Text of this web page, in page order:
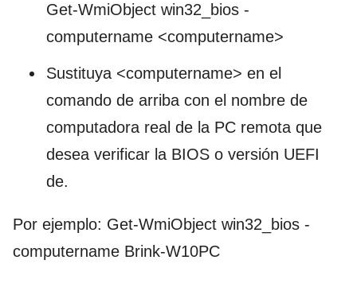
Get-WmiObject win32_bios -
computername <computername>
Sustituya <computername> en el
comando de arriba con el nombre de
computadora real de la PC remota que
desea verificar la BIOS o versión UEFI
de.
Por ejemplo: Get-WmiObject win32_bios -
computername Brink-W10PC